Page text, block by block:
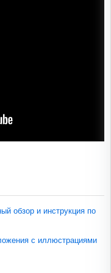
обзор и инструкция по
с иллюстрациями